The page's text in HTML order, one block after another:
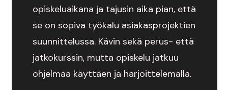
opiskeluaikana ja tajusin aika pian, että
se on sopiva työkalu asiakasprojektien
suunnittelussa. Kävin sekä perus- että
jatkokurssin, mutta opiskelu jatkuu
ohjelmaa käyttäen ja harjoittelemalla.